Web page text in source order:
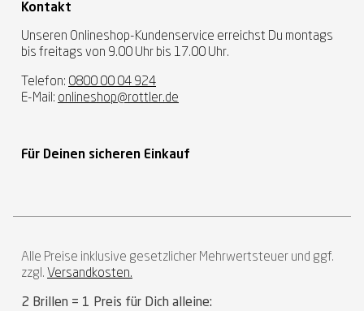
Kontakt
Unseren Onlineshop-Kundenservice erreichst Du montags
bis freitags von 9.00 Uhr bis 17.00 Uhr.
Telefon: 0800 00 04 924
E-Mail: onlineshop@rottler.de
Für Deinen sicheren Einkauf
Alle Preise inklusive gesetzlicher Mehrwertsteuer und ggf.
zzgl. Versandkosten.
2 Brillen = 1 Preis für Dich alleine: